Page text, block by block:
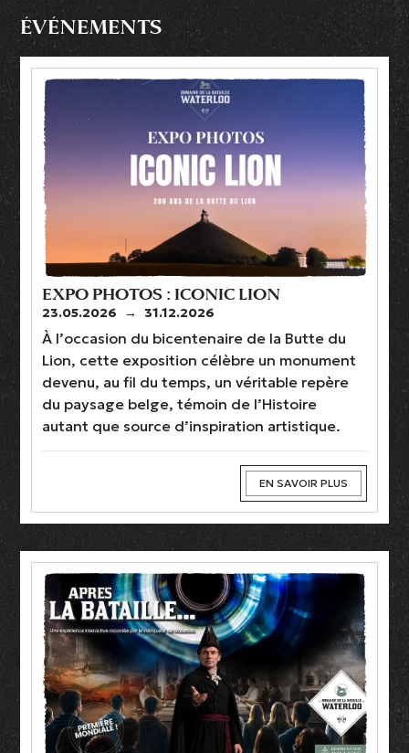
ÉVÉNEMENTS
EXPO PHOTOS : ICONIC LION
23.05.2026 → 31.12.2026
À l’occasion du bicentenaire de la Butte du
Lion, cette exposition célèbre un monument
devenu, au fil du temps, un véritable repère
du paysage belge, témoin de l’Histoire
autant que source d’inspiration artistique.
EN SAVOIR PLUS